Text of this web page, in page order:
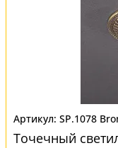
SP.1078
Точечный